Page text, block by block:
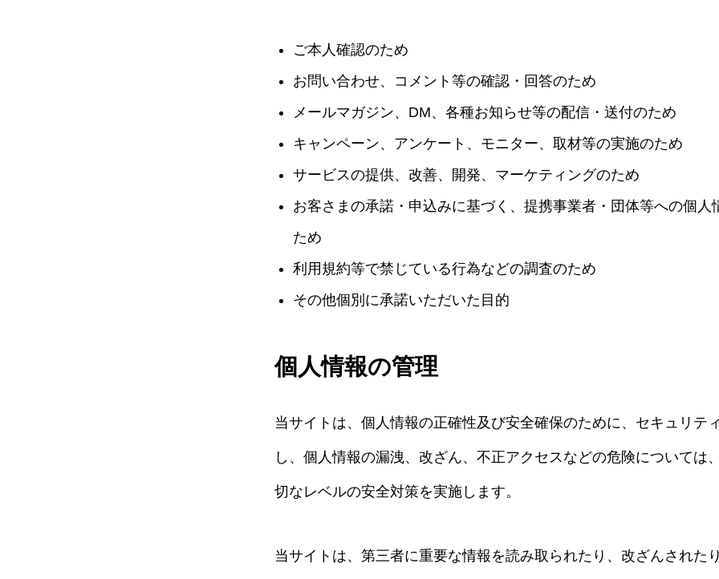
ご本人確認のため
お問い合わせ、コメント等の確認・回答のため
メールマガジン、DM、各種お知らせ等の配信・送付のため
キャンペーン、アンケート、モニター、取材等の実施のため
サービスの提供、改善、開発、マーケティングのため
お客さまの承諾・申込みに基づく、提携事業者・団体等への個人
ため
利用規約等で禁じている行為などの調査のため
その他個別に承諾いただいた目的
個人情報の管理
当サイトは、個人情報の正確性及び安全確保のために、セキュリテ
し、個人情報の漏洩、改ざん、不正アクセスなどの危険については
切なレベルの安全対策を実施します。
当サイトは、第三者に重要な情報を読み取られたり、改ざんされた